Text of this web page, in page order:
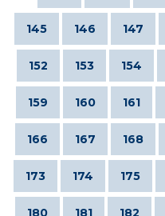
145 146 147
152 153 154
159 160 161
166 167 168
173 174 175
180 181 182